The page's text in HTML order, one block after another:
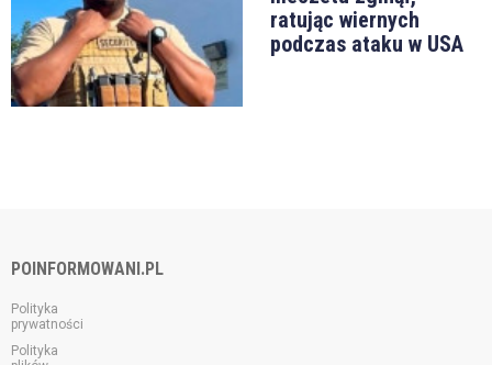
ratując wiernych
podczas ataku w USA
POINFORMOWANI.PL
Polityka
prywatności
Polityka